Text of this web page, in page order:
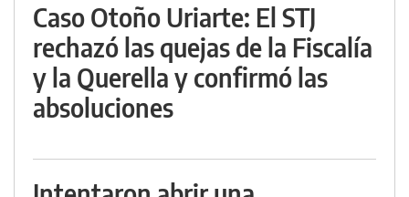
Caso Otoño Uriarte: El STJ
rechazó las quejas de la Fiscalía
y la Querella y confirmó las
absoluciones